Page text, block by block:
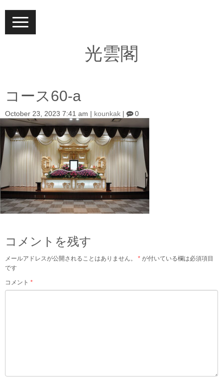
N
a
v
光雲閣
コース60-a
October 23, 2023 7:41 am kounkak 0
コメントを残す
メールアドレスが公開されることはありません。 * が付いている欄は必須項目
です
コメント *